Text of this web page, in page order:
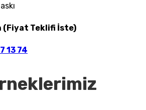
(Fiyat Teklifi İste)
13 74